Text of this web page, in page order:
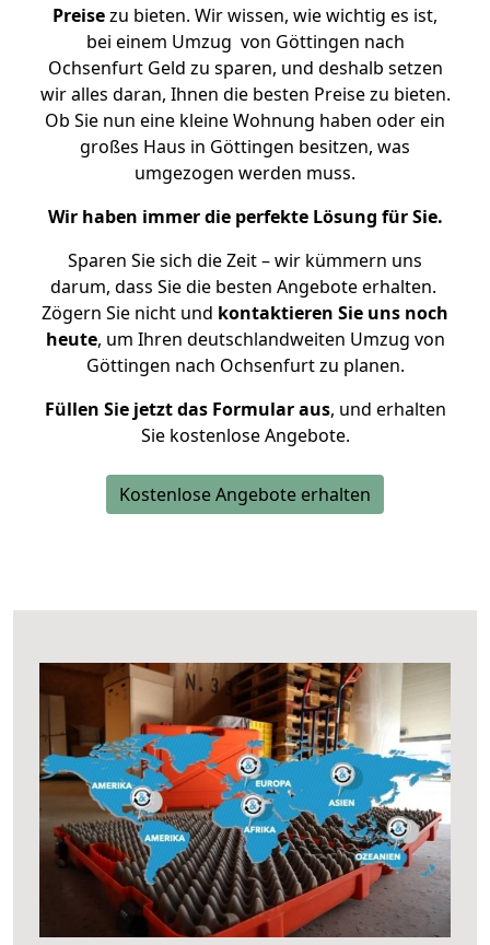
Preisezu bieten. Wir wissen, wie wichtig es ist,
bei einem Umzug von Göttingen nach
Ochsenfurt Geld zu sparen, und deshalb setzen
wir alles daran, Ihnen die besten Preise zu bieten.
Ob Sie nun eine kleine Wohnung haben oder ein
großes Haus in Göttingen besitzen, was
umgezogen werden muss.
Wir haben immer die perfekte Lösung für Sie.
Sparen Sie sich die Zeit – wir kümmern uns
darum, dass Sie die besten Angebote erhalten.
Zögern Sie nicht und kontaktieren Sie uns noch
heute, um Ihren deutschlandweiten Umzug von
Göttingen nach Ochsenfurt zu planen.
Füllen Sie jetzt das Formular aus, und erhalten
Sie kostenlose Angebote.
Kostenlose Angebote erhalten